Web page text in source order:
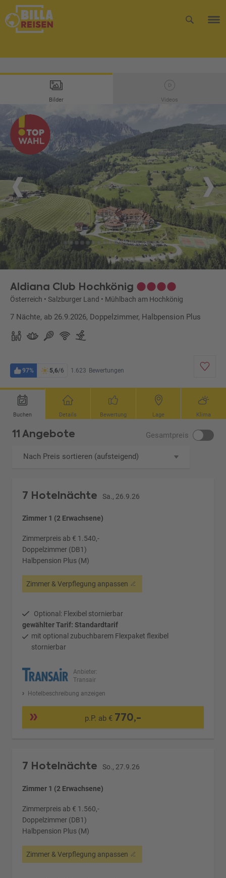
Bilder Videos
Aldiana Club Hochkönig
Österreich • Salzburger Land • Mühlbach am Hochkönig
7 Nächte, ab 26.9.2026, Doppelzimmer, Halbpension Plus
97% 5,6/6 1.623 Bewertungen
Buchen Details Bewertung Lage Klima
11 Angebote Gesamtpreis
Nach Preis sortieren (aufsteigend)
7 Hotelnächte Sa., 26.9.26
Zimmer 1 (2 Erwachsene)
Zimmerpreis ab € 1.540,-
Doppelzimmer (DB1)
Halbpension Plus (M)
Zimmer & Verpflegung anpassen
Optional: Flexibel stornierbar
gewählter Tarif: Standardtarif
mit optional zubuchbarem Flexpaket flexibel
stornierbar
Anbieter:
Transair
Hotelbeschreibung anzeigen
p.P. ab € 770,-
7 Hotelnächte So., 27.9.26
Zimmer 1 (2 Erwachsene)
Zimmerpreis ab € 1.560,-
Doppelzimmer (DB1)
Halbpension Plus (M)
Zimmer & Verpflegung anpassen